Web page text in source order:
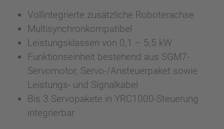
Vollintegrierte zusätzliche Roboterachse
Multisynchronkompatibel
Leistungsklassen von 0,1 – 5,5 kW
Funktionseinheit bestehend aus SGM7-
Servomotor, Servo-/Ansteuerpaket sowie
Leistungs- und Signalkabel
Bis 3 Servopakete in YRC1000-Steuerung
integrierbar